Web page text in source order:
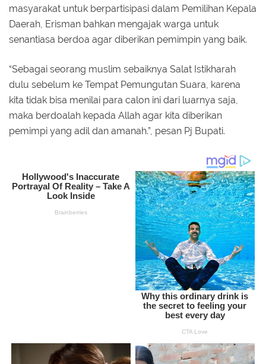
masyarakat untuk berpartisipasi dalam Pemilihan Kepala
Daerah, Erisman bahkan mengajak warga untuk
senantiasa berdoa agar diberikan pemimpin yang baik.
“Sebagai seorang muslim sebaiknya Salat Istikharah
dulu sebelum ke Tempat Pemungutan Suara, karena
kita tidak bisa menilai para calon ini dari luarnya saja,
maka berdoalah kepada Allah agar kita diberikan
pemimpi yang adil dan amanah.”, pesan Pj Bupati.